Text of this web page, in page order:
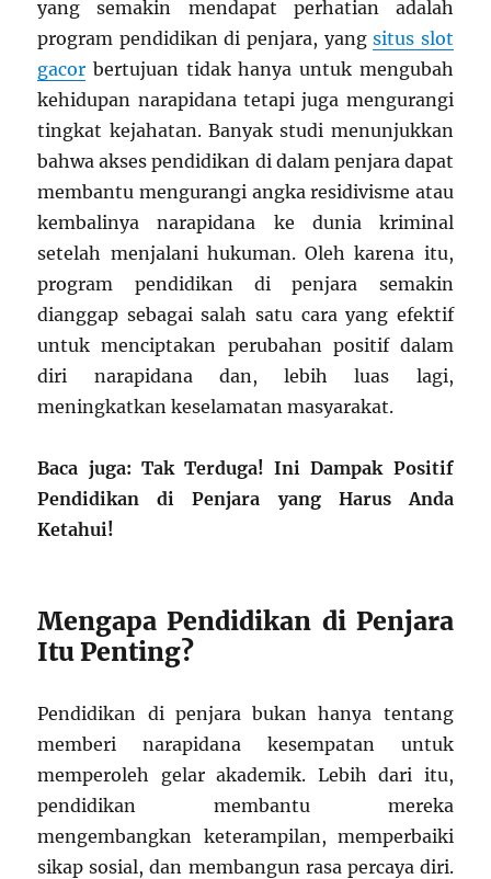
yang semakin mendapat perhatian adalah
program pendidikan di penjara, yangsitus slot
gacor bertujuan tidak hanya untuk mengubah
kehidupan narapidana tetapi juga mengurangi
tingkat kejahatan. Banyak studi menunjukkan
bahwa akses pendidikan di dalam penjara dapat
membantu mengurangi angka residivisme atau
kembalinya narapidana ke dunia kriminal
setelah menjalani hukuman. Oleh karena itu,
program pendidikan di penjara semakin
dianggap sebagai salah satu cara yang efektif
untuk menciptakan perubahan positif dalam
diri narapidana dan, lebih luas lagi,
meningkatkan keselamatan masyarakat.
Baca juga: Tak Terduga! Ini Dampak Positif
Pendidikan di Penjara yang Harus Anda
Ketahui!
Mengapa Pendidikan di Penjara
Itu Penting?
Pendidikan di penjara bukan hanya tentang
memberi narapidana kesempatan untuk
memperoleh gelar akademik. Lebih dari itu,
pendidikan membantu mereka
mengembangkan keterampilan, memperbaiki
sikap sosial, dan membangun rasa percaya diri.